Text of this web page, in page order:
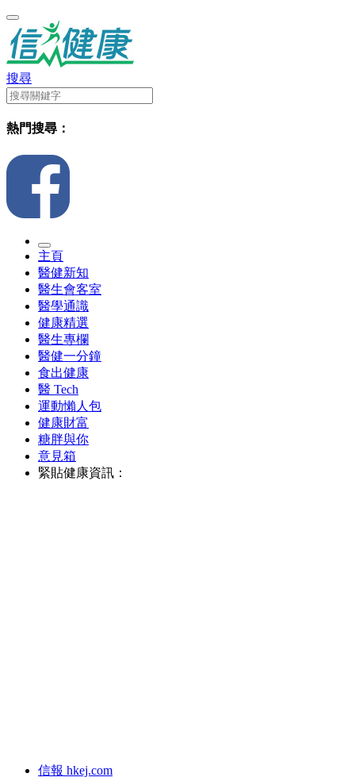
搜尋
熱門搜尋：
主頁
醫健新知
醫生會客室
醫學通識
健康精選
醫生專欄
醫健一分鐘
食出健康
醫 Tech
運動懶人包
健康財富
糖胖與你
意見箱
緊貼健康資訊：
信報 hkej.com